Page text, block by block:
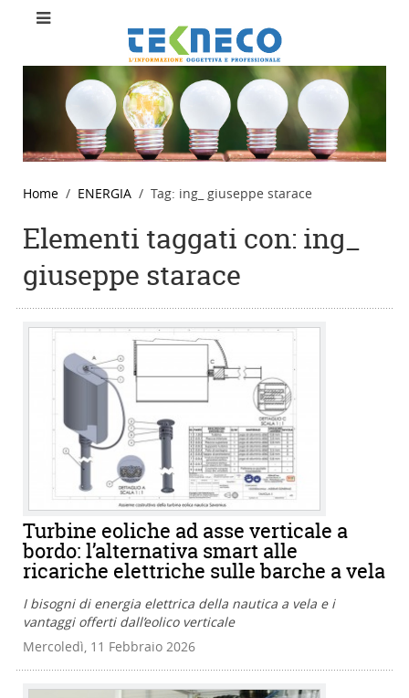
Home ENERGIA Tag: ing_ giuseppe starace
Elementi taggati con: ing_
giuseppe starace
Turbine eoliche ad asse verticale a
bordo: l’alternativa smart alle
ricariche elettriche sulle barche a vela
I bisogni di energia elettrica della nautica a vela e i
vantaggi offerti dall’eolico verticale
Mercoledì, 11 Febbraio 2026